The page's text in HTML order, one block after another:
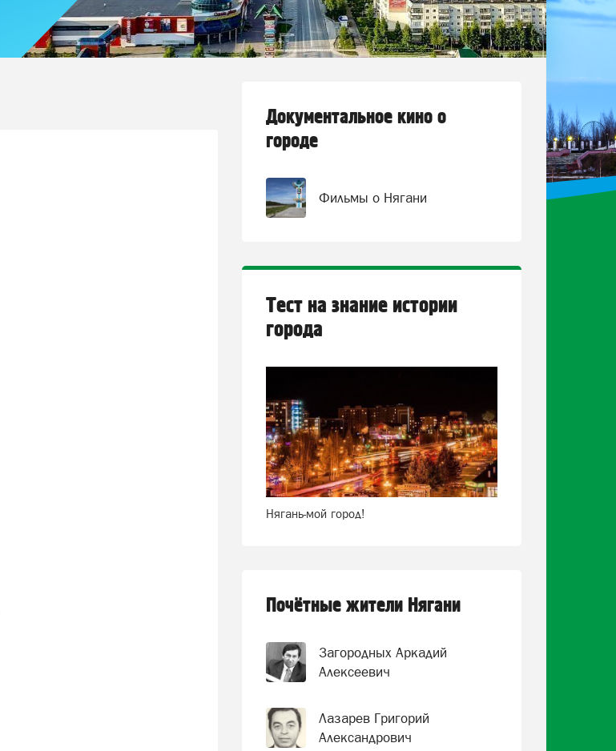
Документальное кино о
городе
Фильмы о Нягани
Тест на знание истории
города
Нягань-мой город!
Почётные жители Нягани
Загородных Аркадий
Алексеевич
Лазарев Григорий
Александрович